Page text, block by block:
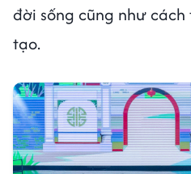
đời sống cũng như
tạo.